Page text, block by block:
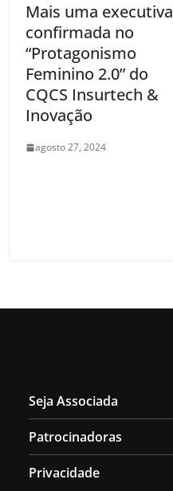
Mais uma executiva
confirmada no
“Protagonismo
Feminino 2.0” do
CQCS Insurtech &
Inovação
agosto 27, 2024
Seja Associada
Patrocinadoras
Privacidade